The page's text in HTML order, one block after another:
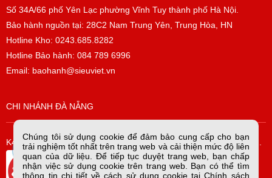
Số 34A/66 phố Yên Lạc phường Vĩnh Tuy thành phố Hà Nội.
Bảo hành nguồn tại: 28C2 Nam Trung Yên, Trung Hòa, HN
Hotline Kho: 0243.685.8282
Hotline Bảo hành: 084 789 6996
Email: baohanh@sieuviet.vn
CHI NHÁNH ĐÀ NẴNG
K42/H2/14 Tiểu La, P. Hòa Cường Bắc, Q. Hải Châu, TP. Đà Nẵng.
Chúng tôi sử dụng cookie để đảm bảo cung cấp cho bạn
trải nghiệm tốt nhất trên trang web và cải thiện mức độ liên
quan của dữ liệu. Để tiếp tục duyệt trang web, bạn chấp
nhận việc sử dụng cookie trên trang web. Bạn có thể tìm
thông tin chi tiết về cách sử dụng cookie tại Chính sách